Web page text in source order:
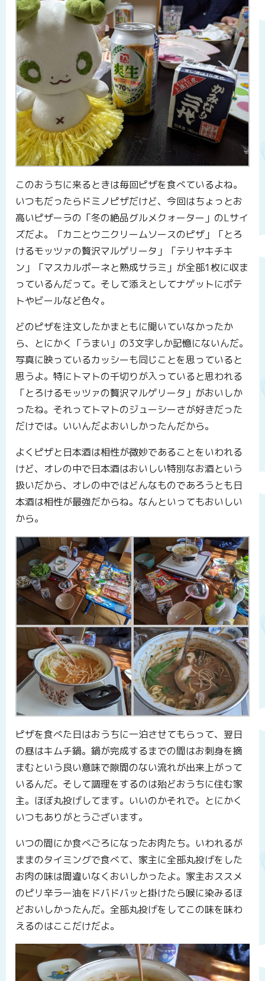
このおうちに来るときは毎回ピザを食べているよね。
いつもだったらドミノピザだけど、今回はちょっとお
高いピザーラの「冬の絶品グルメクォーター」のLサイ
ズだよ。「カニとウニクリームソースのピザ」「とろ
けるモッツァの贅沢マルゲリータ」「テリヤキチキ
ン」「マスカルポーネと熟成サラミ」が全部1枚に収ま
っているんだって。そして添えとしてナゲットにポテ
トやビールなど色々。
どのピザを注文したかまともに聞いていなかったか
ら、とにかく「うまい」の3文字しか記憶にないんだ。
写真に映っているカッシーも同じことを思っていると
思うよ。特にトマトの千切りが入っていると思われる
「とろけるモッツァの贅沢マルゲリータ」がおいしか
ったね。それってトマトのジューシーさが好きだった
だけでは。いいんだよおいしかったんだから。
よくピザと日本酒は相性が微妙であることをいわれる
けど、オレの中で日本酒はおいしい特別なお酒という
扱いだから、オレの中ではどんなものであろうとも日
本酒は相性が最強だからね。なんといってもおいしい
から。
ピザを食べた日はおうちに一泊させてもらって、翌日
の昼はキムチ鍋。鍋が完成するまでの間はお刺身を摘
まむという良い意味で隙間のない流れが出来上がって
いるんだ。そして調理をするのは殆どおうちに住む家
主。ほぼ丸投げしてます。いいのかそれで。とにかく
いつもありがとうございます。
いつの間にか食べごろになったお肉たち。いわれるが
ままのタイミングで食べて、家主に全部丸投げをした
お肉の味は間違いなくおいしかったよ。家主おススメ
のピリ辛ラー油をドバドバッと掛けたら喉に染みるほ
どおいしかったんだ。全部丸投げをしてこの味を味わ
えるのはここだけだよ。